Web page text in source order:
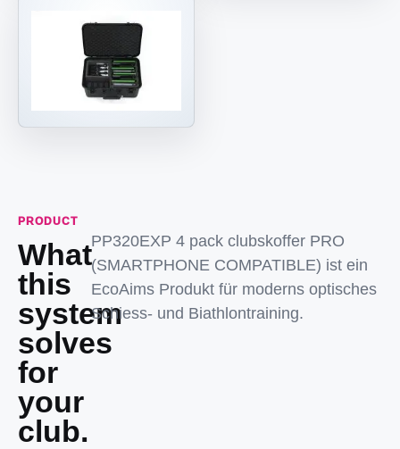
PRODUCT
What
this
system
solves
for
your
club.
PP320EXP 4 pack clubskoffer PRO
(SMARTPHONE COMPATIBLE) ist ein
EcoAims Produkt für moderns optisches
Schiess- und Biathlontraining.